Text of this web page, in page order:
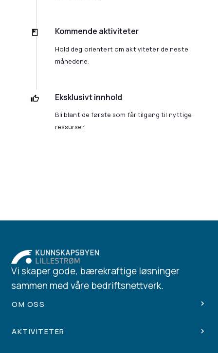
Kommende aktiviteter
Hold deg orientert om aktiviteter de neste
månedene.
Eksklusivt innhold
Bli blant de første som får tilgang til nyttige
ressurser.
Vi skaper gode, bærekraftige løsninger
sammen med våre bedriftsnettverk.
OM OSS
AKTIVITETER